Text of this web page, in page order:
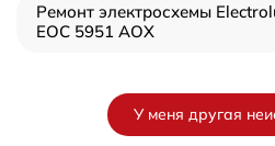
Ремонт электросхемы
EOC 5951 AOX
У меня другая